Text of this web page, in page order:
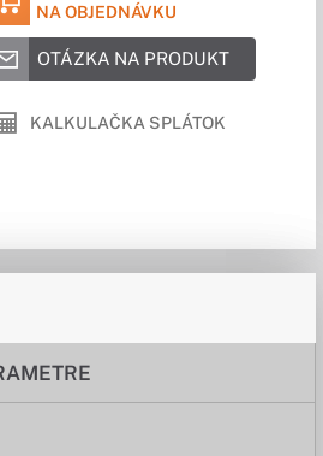
NA OBJEDNÁVKU
OTÁZKA NA PRODUKT
KALKULAČKA SPLÁTOK